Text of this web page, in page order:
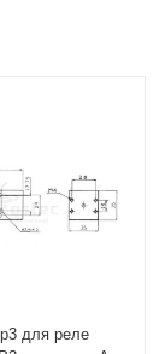
для реле